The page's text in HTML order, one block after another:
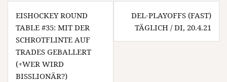
Beitragsnavigation
EISHOCKEY ROUND
TABLE #35: MIT DER
SCHROTFLINTE AUF
TRADES GEBALLERT
(+WER WIRD
BISSLIONÄR?)
DEL-PLAYOFFS (FAST)
TÄGLICH / DI, 20.4.21